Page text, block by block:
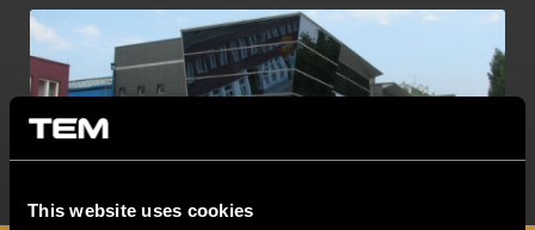
This website uses cookies